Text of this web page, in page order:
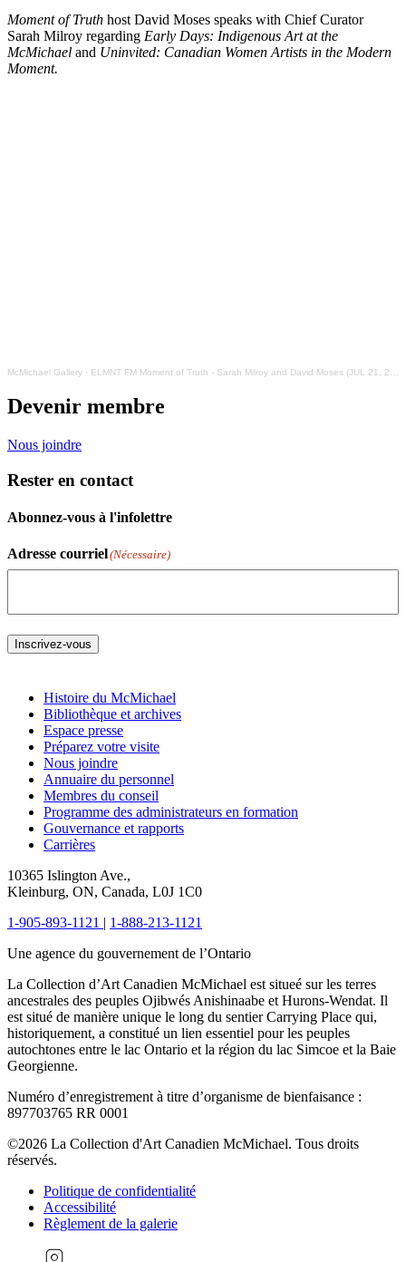
Moment of Truth host David Moses speaks with Chief Curator
Sarah Milroy regarding Early Days: Indigenous Art at the
McMichael and Uninvited: Canadian Women Artists in the Modern
Moment.
McMichael Gallery · ELMNT FM Moment of Truth - Sarah Milroy and David Moses (JUL 21, 2021)
Devenir membre
Nous joindre
Rester en contact
Abonnez-vous à l'infolettre
Adresse courriel(Nécessaire)
Inscrivez-vous
Histoire du McMichael
Bibliothèque et archives
Espace presse
Préparez votre visite
Nous joindre
Annuaire du personnel
Membres du conseil
Programme des administrateurs en formation
Gouvernance et rapports
Carrières
10365 Islington Ave.,
Kleinburg, ON, Canada, L0J 1C0
1-905-893-1121 | 1-888-213-1121
Une agence du gouvernement de l’Ontario
La Collection d’Art Canadien McMichael est situeé sur les terres
ancestrales des peuples Ojibwés Anishinaabe et Hurons-Wendat. Il
est situé de manière unique le long du sentier Carrying Place qui,
historiquement, a constitué un lien essentiel pour les peuples
autochtones entre le lac Ontario et la région du lac Simcoe et la Baie
Georgienne.
Numéro d’enregistrement à titre d’organisme de bienfaisance :
897703765 RR 0001
©2026 La Collection d'Art Canadien McMichael. Tous droits
réservés.
Politique de confidentialité
Accessibilité
Règlement de la galerie